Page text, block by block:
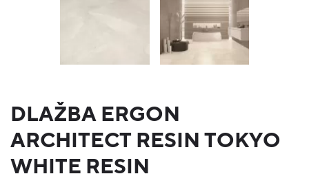
DLAŽBA ERGON
ARCHITECT RESIN TOKYO
WHITE RESIN